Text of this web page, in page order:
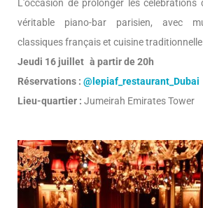
L’occasion de prolonger les célébrations
véritable piano-bar parisien, avec
classiques français et cuisine traditionnelle
Jeudi 16 juillet à partir de 20h
Réservations : @lepiaf_restaurant_Dubai
Lieu-quartier : Jumeirah Emirates Tower